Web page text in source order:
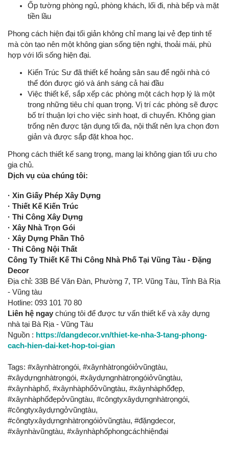
Ốp tường phòng ngủ, phòng khách, lối đi, nhà bếp và mặt
tiền lầu
Phong cách hiện đại tối giản không chỉ mang lại vẻ đẹp tinh tế
mà còn tạo nên một không gian sống tiện nghi, thoải mái, phù
hợp với lối sống hiện đại.
Kiến Trúc Sư đã thiết kế hoảng sân sau để ngôi nhà có
thể đón được gió và ánh sáng cả hai đầu
Việc thiết kế, sắp xếp các phòng một cách hợp lý là một
trong những tiêu chí quan trọng. Vị trí các phòng sẽ được
bố trí thuận lợi cho việc sinh hoạt, di chuyển. Không gian
trống nên được tận dụng tối đa, nội thất nên lựa chọn đơn
giản và được sắp đặt khoa học.
Phong cách thiết kế sang trọng, mang lại không gian tối ưu cho
gia chủ.
Dịch vụ của chúng tôi:
· Xin Giấy Phép Xây Dựng
· Thiết Kế Kiến Trúc
· Thi Công Xây Dựng
· Xây Nhà Trọn Gói
· Xây Dựng Phần Thô
· Thi Công Nội Thất
Công Ty Thiết Kế Thi Công Nhà Phố Tại Vũng Tàu - Đặng
Decor
Địa chỉ: 33B Bế Văn Đàn, Phường 7, TP. Vũng Tàu, Tỉnh Bà Rịa
- Vũng tàu
Hotline: 093 101 70 80
Liên hệ ngay chúng tôi để được tư vấn thiết kế và xây dựng
nhà tại Bà Rịa - Vũng Tàu
Nguồn : https://dangdecor.vn/thiet-ke-nha-3-tang-phong-
cach-hien-dai-ket-hop-toi-gian
Tags: #xâynhàtrọngói, #xâynhàtrọngóiởvũngtàu,
#xâydựngnhàtrọngói, #xâydựngnhàtrọngóiởvũngtàu,
#xâynhàphố, #xâynhàphốởvũngtàu, #xâynhàphốđẹp,
#xâynhàphốđẹpởvũngtàu, #côngtyxâydựngnhàtrọngói,
#côngtyxâydựngởvũngtàu,
#côngtyxâydựngnhàtrọngóiởvũngtàu, #đặngdecor,
#xâynhàvũngtàu, #xâynhàphốphongcáchhiệnđại